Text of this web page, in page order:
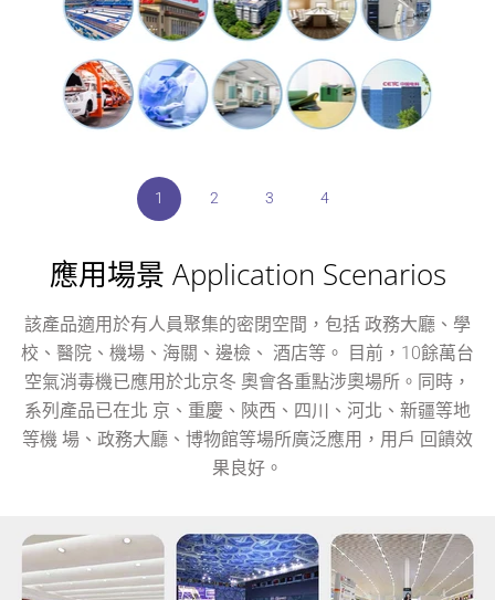
1 2 3 4
應用場景 Application Scenarios
該產品適用於有人員聚集的密閉空間，包括 政務大廳、學
校、醫院、機場、海關、邊檢、 酒店等。 目前，10餘萬台
空氣消毒機已應用於北京冬 奧會各重點涉奧場所。同時，
系列產品已在北 京、重慶、陝西、四川、河北、新疆等地
等機 場、政務大廳、博物館等場所廣泛應用，用戶 回饋效
果良好。
1 2 3 4
辦公室
放心工作。
1 2 3 4
醫院
99.99％有效殺滅新型冠狀病毒（SARS-CoV-2）
1 2 3 4
家居
為你最愛的家人進行全方位的防禦。